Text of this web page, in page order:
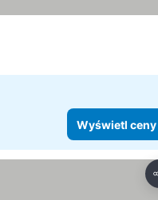
Wyświetl ceny